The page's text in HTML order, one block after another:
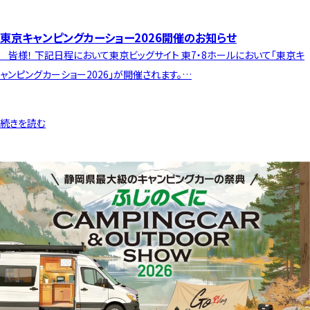
東京キャンピングカーショー2026開催のお知らせ
皆様！ 下記日程において東京ビッグサイト 東7・8ホールにおいて「東京キ
ャンピングカーショー2026」が開催されます。…
続きを読む